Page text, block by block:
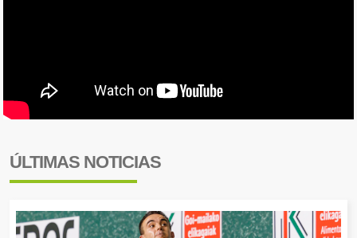
ÚLTIMAS NOTICIAS